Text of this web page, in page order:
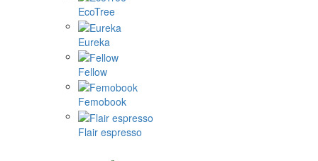
EcoTree
Eureka
Fellow
Femobook
Flair espresso